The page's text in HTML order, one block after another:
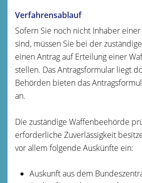
Verfahrensablauf
Sofern Sie noch nicht Inhaber
sind, müssen Sie bei der
einen Antrag auf Erteilung einer
stellen. Das Antragsformular liegt
Behörden bieten das
an.
Die zuständige Waffenbeehörde
erforderliche Zuverlässigkeit
vor allem folgende Auskünfte ein:
Auskunft aus dem